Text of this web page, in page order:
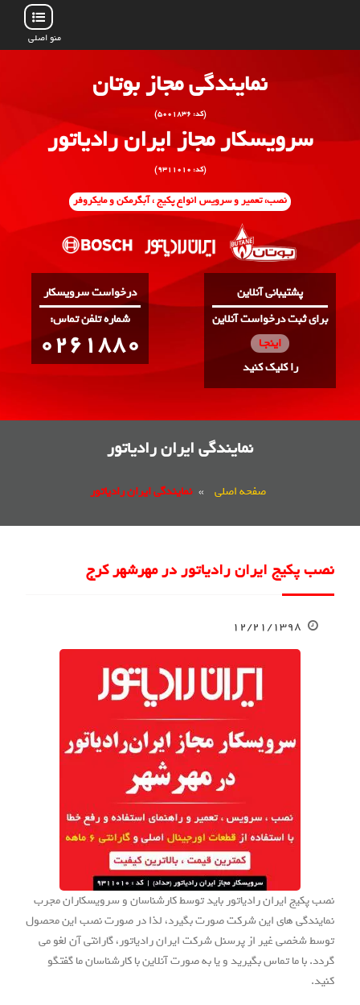
منو اصلی
نمایندگی مجاز بوتان
(کد: ۵۰۰۱۸۳۶)
سرویسکار مجاز ایران رادیاتور
(کد: ۹۳۱۱۰۱۰)
نصب، تعمیر و سرویس انواع پکیج ، آبگرمکن و مایکروفر
پشتیبانی آنلاین
برای ثبت درخواست آنلاین
اینجـا
را کلیک کنید
درخواست سرویسکار
:شماره تلفن تماس
0261880
نمایندگی ایران رادیاتور
صفحه اصلی » نمایندگی ایران رادیاتور
نصب پکیج ایران رادیاتور در مهرشهر کرج
۱۲/۲۱/۱۳۹۸
نصب پکیج ایران رادیاتور باید توسط کارشناسان و سرویسکاران مجرب
نمایندگی های این شرکت صورت بگیرد، لذا در صورت نصب این محصول
توسط شخصی غیر از پرسنل شرکت ایران رادیاتور، گارانتی آن لغو می
گردد. با ما تماس بگیرید و یا به صورت آنلاین با کارشناسان ما گفتگو
کنید.